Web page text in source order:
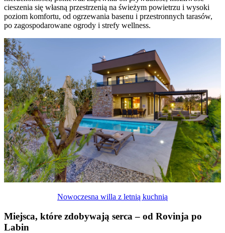
cieszenia się własną przestrzenią na świeżym powietrzu i wysoki
poziom komfortu, od ogrzewania basenu i przestronnych tarasów,
po zagospodarowane ogrody i strefy wellness.
Nowoczesna willa z letnią kuchnią
Miejsca, które zdobywają serca – od Rovinja po
Labin